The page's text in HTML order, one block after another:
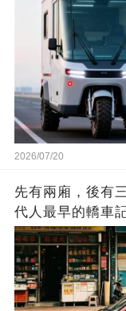
2026/07/20
先有兩廂，後有
代人最早的轎車